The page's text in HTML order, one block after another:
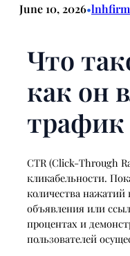
June 10, 2026•lnhfirm
Что
как он
трафик
CTR (Click-Through
кликабельности.
количества нажатий
объявления или
процентах и
пользователей